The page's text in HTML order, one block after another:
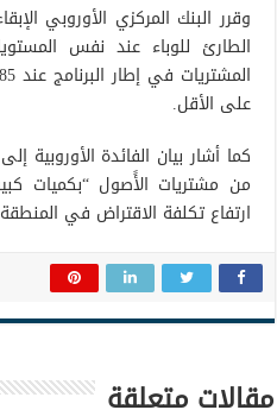
وقرر البنك المركزي الأوروبي
الطارئ للوباء عند نفس
على الأقل.
كما أشار بيان الفائدة الأوروبية
من مشتريات الأًصول “بكميات
ارتفاع تكلفة الاقتراض في
مقالات متعلقة